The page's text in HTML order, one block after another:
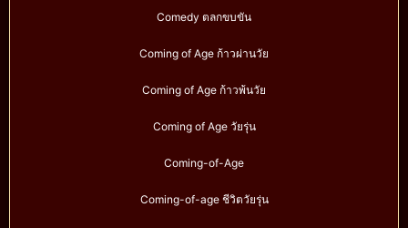
Comedy ตลกขบขัน
Coming of Age ก้าวผ่านวัย
Coming of Age ก้าวพ้นวัย
Coming of Age วัยรุ่น
Coming-of-Age
Coming-of-age ชีวิตวัยรุ่น